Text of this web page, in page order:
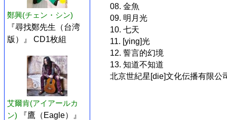
鄭興(チェン・シン)
『尋找鄭先生（台湾
版）』 CD1枚組
艾爾肯(アイアールカ
ン)
『鷹（Eagle）』
08. 金魚
09. 明月光
10. 七天
11. [ying]光
12. 誓言的幻境
13. 知道不知道
北京世紀星[die]文化伝播有限公